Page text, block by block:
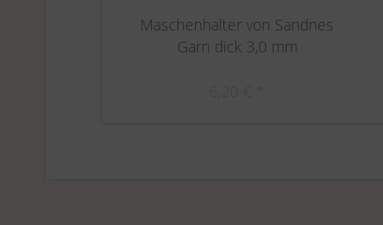
Maschenhalter von Sandnes
Garn dick 3,0 mm